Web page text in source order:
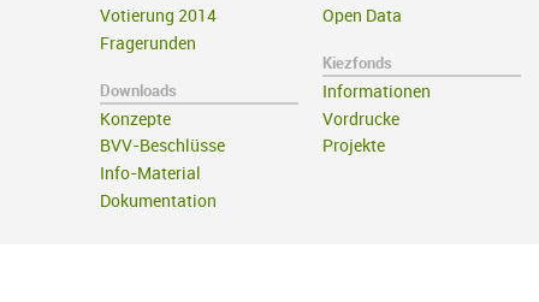
Votierung 2014
Fragerunden
Downloads
Konzepte
BVV-Beschlüsse
Info-Material
Dokumentation
Open Data
Kiezfonds
Informationen
Vordrucke
Projekte